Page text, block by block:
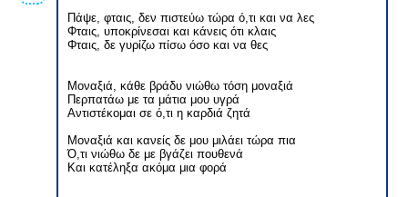
Πάψε, φταις, δεν πιστεύω τώρα ό,τι και να λες
Φταις, υποκρίνεσαι και κάνεις ότι κλαις
Φταις, δε γυρίζω πίσω όσο και να θες
Μοναξιά, κάθε βράδυ νιώθω τόση μοναξιά
Περπατάω με τα μάτια μου υγρά
Αντιστέκομαι σε ό,τι η καρδιά ζητά
Μοναξιά και κανείς δε μου μιλάει τώρα πια
Ό,τι νιώθω δε με βγάζει πουθενά
Και κατέληξα ακόμα μια φορά